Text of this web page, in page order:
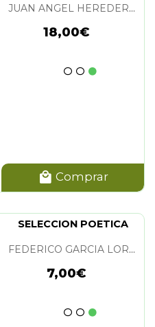
JUAN ANGEL HEREDERO GARCIA
18,00€
Comprar
SELECCION POETICA
FEDERICO GARCIA LORCA
7,00€